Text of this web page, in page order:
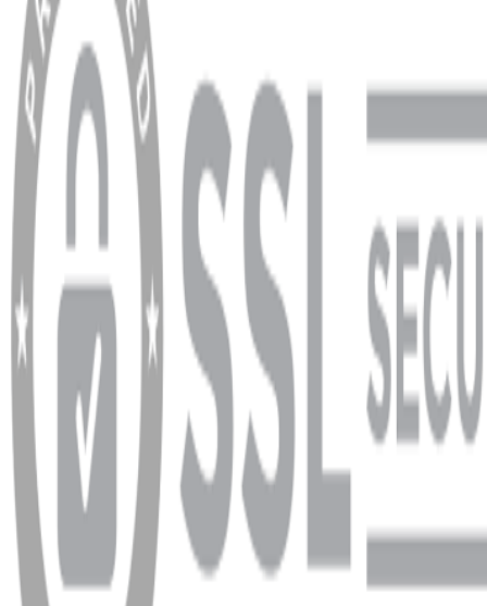
Sipariş Sorgulama
Banka Hesap Bilgileri
YARDIM VE DESTEK
Ödeme ve Teslimat Şartları
Garanti ve İade Şartları
info@dukkanhifi.com
0850 441 40 44
info@dukkanhifi.com 0850 441 40 44
Çalışma Saatleri: Pazartesi - Cuma 09:30 - 19:30, Cumartesi 10:00 - 18:00